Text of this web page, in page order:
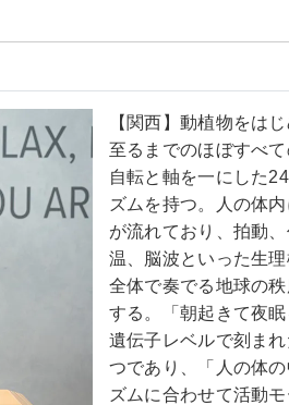
【関西】動植物をは
至るまでのほぼすべ
自転と軸を一にした
ズムを持つ。人の体
が流れており、拍動
温、脳波といった生
全体で奏でる地球の
する。「朝起きて夜
遺伝子レベルで刻ま
つであり、「人の体
ズムに合わせて活動